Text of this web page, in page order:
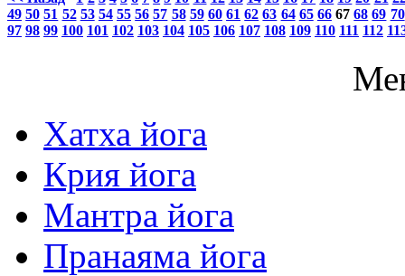
49 50 51 52 53 54 55 56 57 58 59 60 61 62 63 64 65 66 67 68 69 70
97 98 99 100 101 102 103 104 105 106 107 108 109 110 111 112
Хатха йога
Крия йога
Мантра йога
Пранаяма йога